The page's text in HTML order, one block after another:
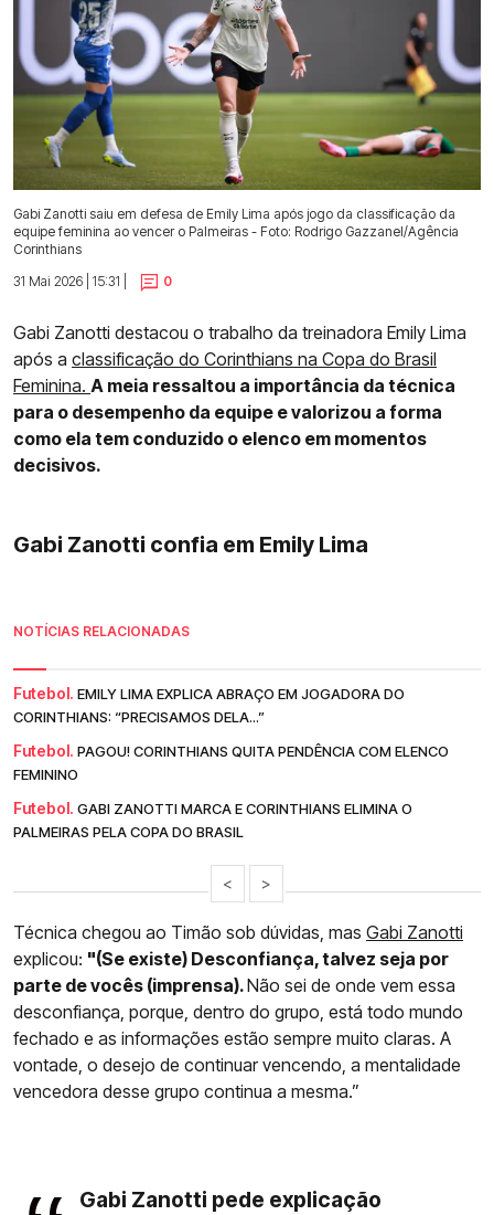
Gabi Zanotti saiu em defesa de Emily Lima após jogo da classificação da
equipe feminina ao vencer o Palmeiras - Foto: Rodrigo Gazzanel/Agência
Corinthians
31 Mai 2026 | 15:31 |
0
Gabi Zanotti destacou o trabalho da treinadora Emily Lima
após a classificação do Corinthians na Copa do Brasil
Feminina. A meia ressaltou a importância da técnica
para o desempenho da equipe e valorizou a forma
como ela tem conduzido o elenco em momentos
decisivos.
Gabi Zanotti confia em Emily Lima
NOTÍCIAS RELACIONADAS
Futebol. EMILY LIMA EXPLICA ABRAÇO EM JOGADORA DO
CORINTHIANS: “PRECISAMOS DELA...”
Futebol. PAGOU! CORINTHIANS QUITA PENDÊNCIA COM ELENCO
FEMININO
Futebol. GABI ZANOTTI MARCA E CORINTHIANS ELIMINA O
PALMEIRAS PELA COPA DO BRASIL
< >
Técnica chegou ao Timão sob dúvidas, mas Gabi Zanotti
explicou: "(Se existe) Desconfiança, talvez seja por
parte de vocês (imprensa).Não sei de onde vem essa
desconfiança, porque, dentro do grupo, está todo mundo
fechado e as informações estão sempre muito claras. A
vontade, o desejo de continuar vencendo, a mentalidade
vencedora desse grupo continua a mesma.”
Gabi Zanotti pede explicação